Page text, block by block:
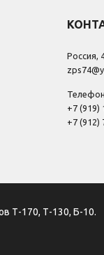
Россия,
Телефон
+7 (919)
+7 (912)
Т-170, Т-130, Б-10.